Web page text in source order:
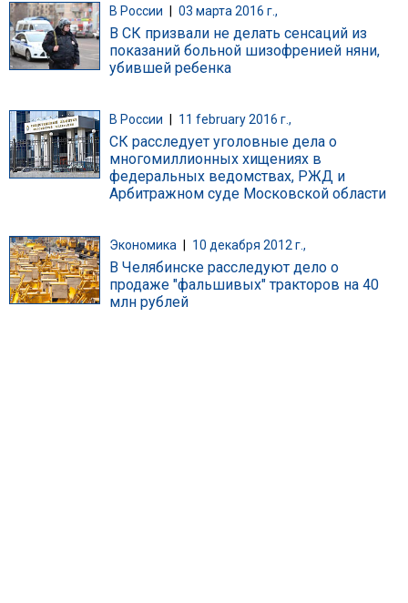
В России | 03 марта 2016 г.,
В СК призвали не делать сенсаций из
показаний больной шизофренией няни,
убившей ребенка
В России 11 february 2016 г.,
СК расследует уголовные дела о
многомиллионных хищениях в
федеральных ведомствах, РЖД и
Арбитражном суде Московской области
Экономика 10 декабря 2012 г.,
В Челябинске расследуют дело о
продаже "фальшивых" тракторов на 40
млн рублей